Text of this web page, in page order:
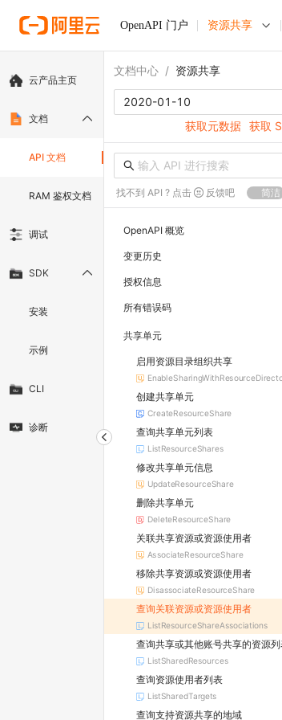
OpenAPI 门户 资源共享
云产品主页
文档
API 文档
RAM 鉴权文档
调试
SDK
安装
示例
CLI
诊断
文档中心 / 资源共享
2020-01-10
获取元数据 获取
找不到 API ? 点击 反馈吧 简洁
OpenAPI 概览
变更历史
授权信息
所有错误码
共享单元
启用资源目录组织共享
创建共享单元
CreateResourceShare
查询共享单元列表
ListResourceShares
修改共享单元信息
UpdateResourceShare
删除共享单元
DeleteResourceShare
关联共享资源或资源使用者
AssociateResourceShare
移除共享资源或资源使用者
DisassociateResourceShare
查询关联资源或资源使用者
ListResourceShareAssociations
查询共享或其他账号共享的资源
ListSharedResources
查询资源使用者列表
ListSharedTargets
查询支持资源共享的地域